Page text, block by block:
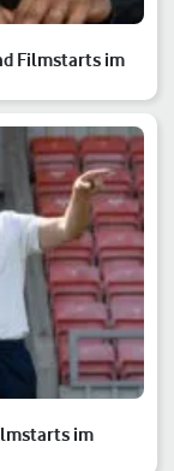
Filmstarts im
im